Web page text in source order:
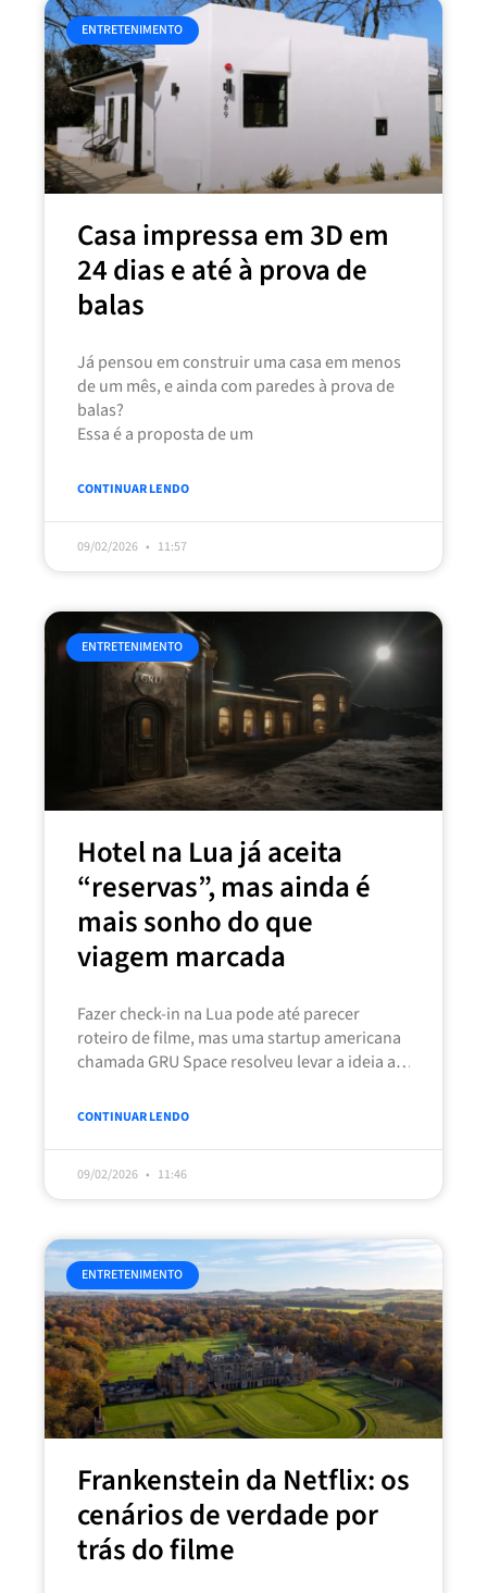
ENTRETENIMENTO
Casa impressa em 3D em
24 dias e até à prova de
balas
Já pensou em construir uma casa em menos
de um mês, e ainda com paredes à prova de
balas?
Essa é a proposta de um
CONTINUAR LENDO
09/02/2026 11:57
ENTRETENIMENTO
Hotel na Lua já aceita
“reservas”, mas ainda é
mais sonho do que
viagem marcada
Fazer check-in na Lua pode até parecer
roteiro de filme, mas uma startup americana
chamada GRU Space resolveu levar a ideia a
CONTINUAR LENDO
09/02/2026 11:46
ENTRETENIMENTO
Frankenstein da Netflix: os
cenários de verdade por
trás do filme